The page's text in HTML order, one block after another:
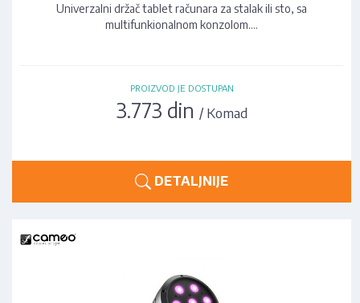
Univerzalni držač tablet računara za stalak ili sto, sa
multifunkionalnom konzolom.…
PROIZVOD JE DOSTUPAN
3.773 din / Komad
DETALJNIJE